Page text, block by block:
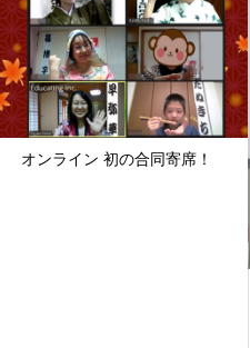
オンライン 初の合同寄席！